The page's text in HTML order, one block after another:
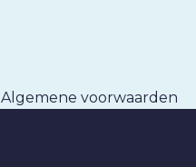
Algemene voorwaarden